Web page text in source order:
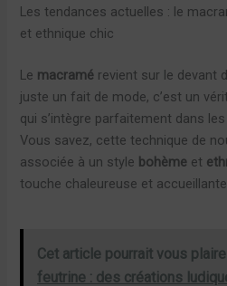
Les tendances actuelles : le
et ethnique chic
Le macramé revient sur le devant
juste un fait de mode, c’est un
qui s’intègre parfaitement dans
Vous savez, cette technique de
associée à un style bohème et
touche chaleureuse et
Cet article pourrait vous plaire
feutrine : des créations